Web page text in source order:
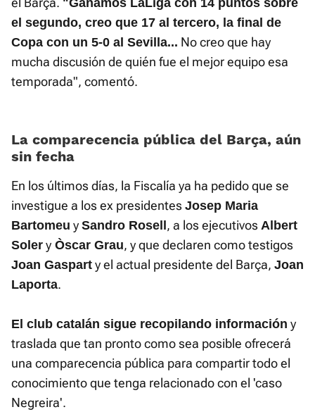
"Ganamos LaLiga con 14 puntos sobre
el segundo, creo que 17 al tercero, la final de
Copa con un 5-0 al Sevilla... No creo que hay
mucha discusión de quién fue el mejor equipo esa
temporada", comentó.
La comparecencia pública del Barça, aún
sin fecha
En los últimos días, la Fiscalía ya ha pedido que se
investigue a los ex presidentes Josep Maria
Bartomeu y Sandro Rosell , a los ejecutivos Albert
Soler y Òscar Grau, y que declaren como testigos
Joan Gaspart y el actual presidente del Barça, Joan
Laporta.
El club catalán sigue recopilando información y
traslada que tan pronto como sea posible ofrecerá
una comparecencia pública para compartir todo el
conocimiento que tenga relacionado con el 'caso
Negreira'.